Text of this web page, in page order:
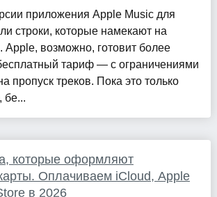
приложения Apple Music для
строки, которые намекают на
возможно, готовит более
тариф — с ограничениями
пропуск треков. Пока это только
бе...
которые оформляют
Оплачиваем iCloud, Apple
в 2026